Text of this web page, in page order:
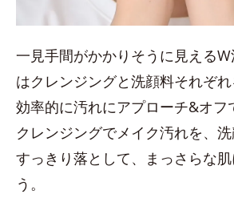
一見手間がかかりそうに見える
はクレンジングと洗顔料それぞれ
効率的に汚れにアプローチ&オフ
クレンジングでメイク汚れを、
すっきり落として、まっさらな肌
う。